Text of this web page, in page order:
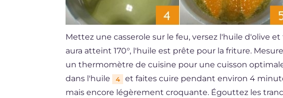
Mettez une casserole sur le feu, versez l'huile d'olive
aura atteint 170°, l'huile est prête pour la friture.
un thermomètre de cuisine pour une cuisson
dans l'huile
4 et faites cuire pendant environ 4
mais encore légèrement croquante. Égouttez les